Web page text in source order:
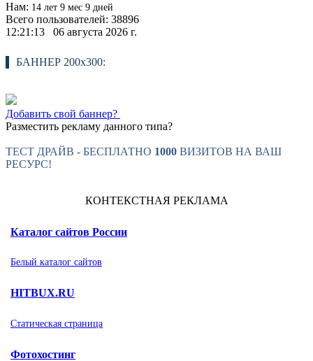
Нам: 14 лет 9 мес 9 дней
Всего пользователей: 38896
12:21:14 06 августа 2026 г.
БАННЕР 200х300:
Добавить свой баннер?
Разместить рекламу данного типа?
ТЕСТ ДРАЙВ - БЕСПЛАТНО 1000 ВИЗИТОВ НА ВАШ
РЕСУРС!
КОНТЕКСТНАЯ РЕКЛАМА
Каталог сайтов России
Белый каталог сайтов
HITBUX.RU
Статическая страница
Фотохостинг